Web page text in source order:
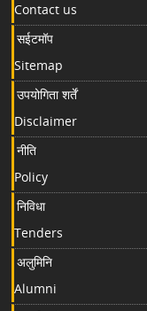
Contact us
सईटमॉप
Sitemap
उपयोगिता शर्तें
Disclaimer
नीति
Policy
निविधा
Tenders
अलुमिनि
Alumni